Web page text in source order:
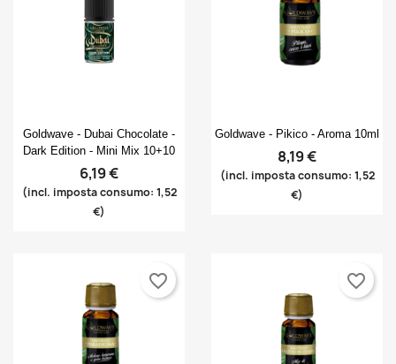
Anteprima
Goldwave - Dubai Chocolate -
Dark Edition - Mini Mix 10+10
6,19 €
(incl. imposta consumo: 1,52
€)
 Anteprima
Goldwave - Pikico - Aroma 10ml
8,19 €
(incl. imposta consumo: 1,52
€)
favorite_border favorite_border